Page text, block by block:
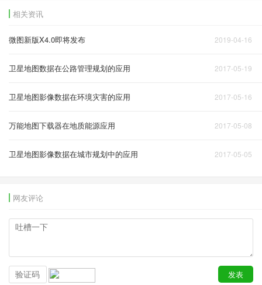
相关资讯
2019-04-16
微图新版X4.0即将发布
2017-05-19
卫星地图数据在公路管理规划的应用
2017-05-16
卫星地图影像数据在环境灾害的应用
2017-05-08
万能地图下载器在地质能源应用
2017-05-05
卫星地图影像数据在城市规划中的应用
网友评论